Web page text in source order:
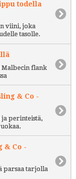
todella
viini, joka
tasolle.
Malbecin flank
& Co -
perinteistä,
& Co -
parsaa tarjolla